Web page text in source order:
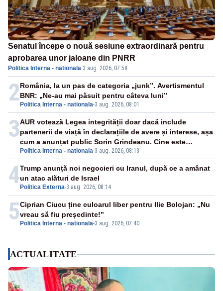
Senatul începe o nouă sesiune extraordinară pentru
aprobarea unor jaloane din PNRR
Politica Interna - nationala·3 aug. 2026, 07:58
2 Politica Interna - nationala-3 aug. 2026, 08:01
România, la un pas de categoria „junk”. Avertismentul
BNR: „Ne-au mai păsuit pentru câteva luni”
3
Politica Interna - nationala-3 aug. 2026, 08:13
AUR votează Legea integrității doar dacă include
partenerii de viață în declarațiile de avere și interese, așa
cum a anunțat public Sorin Grindeanu. Cine este
incompatibil sau în conflict de interese trebuie să plece
din funcție: fără excepții!
4 Politica Externa-3 aug. 2026, 08:14
Trump anunță noi negocieri cu Iranul, după ce a amânat
un atac alături de Israel
5 Politica Interna - nationala-3 aug. 2026, 07:40
Ciprian Ciucu ține culoarul liber pentru Ilie Bolojan: „Nu
vreau să fiu președinte!”
ACTUALITATE